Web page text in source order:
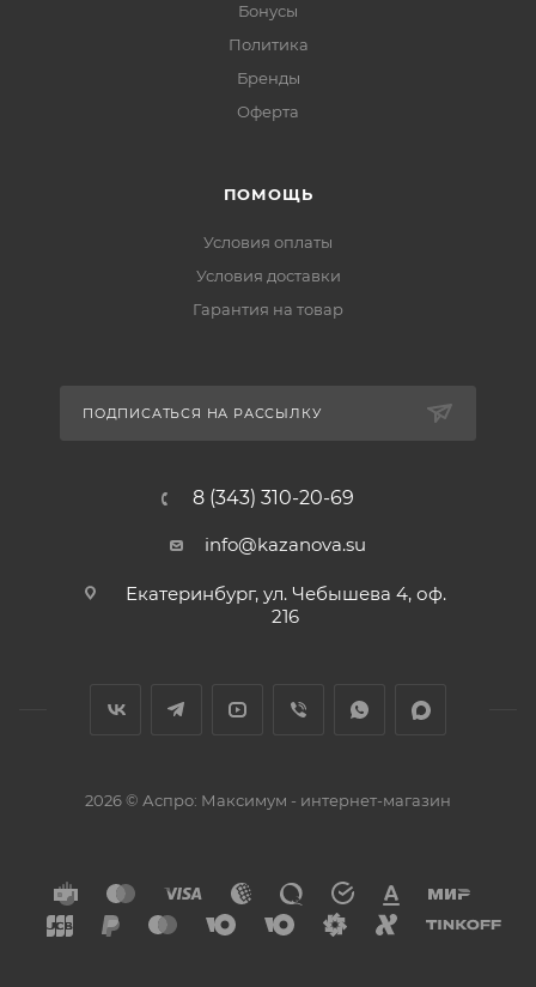
Бонусы
Политика
Бренды
Оферта
ПОМОЩЬ
Условия оплаты
Условия доставки
Гарантия на товар
ПОДПИСАТЬСЯ НА РАССЫЛКУ
8 (343) 310-20-69
info@kazanova.su
Екатеринбург, ул. Чебышева 4, оф.
216
2026 © Аспро: Максимум - интернет-магазин